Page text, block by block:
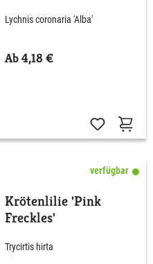
Lychnis coronaria 'Alba'
Ab 4,18 €
verfügbar
Krötenlilie 'Pink
Freckles'
Trycirtis hirta